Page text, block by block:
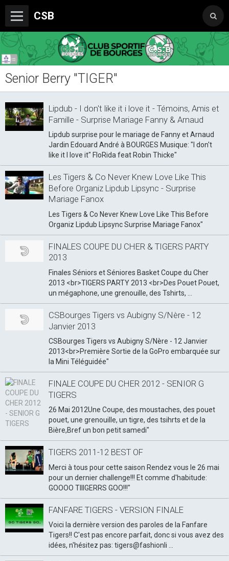
CSB
Le Club
Trophée Sorcelle Abeille Assurances
Les Partenaires
Vidéos
Sondages
Senior Berry "TIGER"
Lipdub - I don't like it i love it - Témoins, Amis et
Famille - Surprise Mariage Fanny & Arnaud
Lipdub surprise pour le mariage de Fanny et Arnaud
Jardin Edouard André à BOURGES Musique: "I don't
like it I love it" FloRida feat Robin Thicke"
Les Tigers & Co Never Knew Love Like This
Before Organiz Lipdub Lipsync - Surprise
Mariage Fanox
Les Tigers & Co Never Knew Love Like This Before
Organiz Lipdub Lipsync Surprise Mariage Fanox"
FINALES COUPE DU CHER & TIGERS PARTY
2013
Finales Séniors et Séniores Basket Coupe du Cher
2013 <br>TIGERS PARTY 2013 <br>Des Pouet Pouet,
un mégaphone, une grenouille, des Tshirts, ...
CSBourges Tigers vs Aubigny S/Nère - 12
Janvier 2013
CSBourges Tigers vs Aubigny S/Nère - 12 Janvier
2013<br>Première Sortie de la GoPro embarquée sur
la Mini Téléguidée"
FINALE COUPE DU CHER 2012 - SENIOR G
TIGERS
26 Mai 2012Une Coupe, des moustaches, des pouet
pouet, une grenouille, un tigre, des tsihrts et de la
Bière,Bref un bon petit samedi"
TIGERS 2011-12 BEST OF
Merci à tous pour cette saison Rendez vous le 26 mai
pour un dernier challenge!!! Et comme d'habitude:
GOOOO TIIIGERRS GOO!!!"
FANFARE TIGERS - VERSION FINALE
Voici la dernière version des paroles de la Fanfare
Tigers!! C'est pas encore parfait, donc si vous avez des
idées, n'hésitez pas: tigers@fashionli ...